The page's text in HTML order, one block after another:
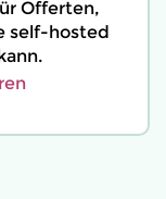
Offerten,
self-hosted